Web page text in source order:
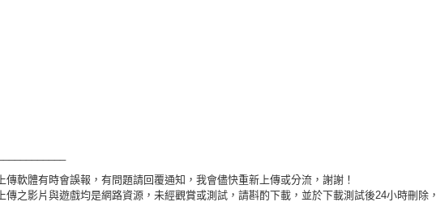
上傳軟體有時會誤報，有問題請回覆通知，我會儘快重新上傳或分流，謝謝！
上傳之影片與遊戲均是網路資源，未經觀賞或測試，請斟酌下載，並於下載測試後24小時刪